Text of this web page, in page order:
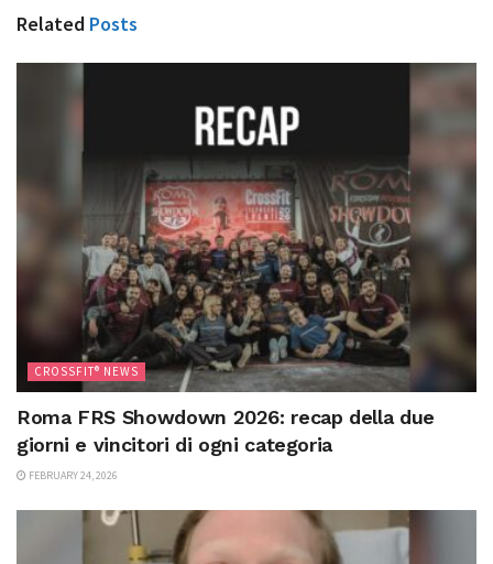
Related Posts
CROSSFIT® NEWS
Roma FRS Showdown 2026: recap della due
giorni e vincitori di ogni categoria
FEBRUARY 24, 2026